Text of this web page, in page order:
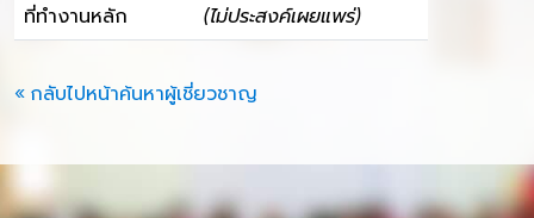
ที่ทำงานหลัก (ไม่ประสงค์เผยแพร่)
« กลับไปหน้าค้นหาผู้เชี่ยวชาญ